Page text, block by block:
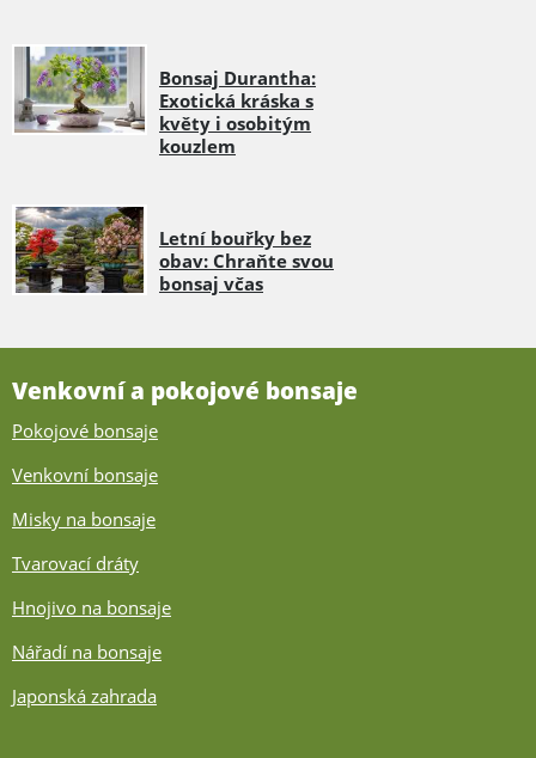
Bonsaj Durantha:
Exotická kráska s
květy i osobitým
kouzlem
Letní bouřky bez
obav: Chraňte svou
bonsaj včas
Venkovní a pokojové bonsaje
Pokojové bonsaje
Venkovní bonsaje
Misky na bonsaje
Tvarovací dráty
Hnojivo na bonsaje
Nářadí na bonsaje
Japonská zahrada